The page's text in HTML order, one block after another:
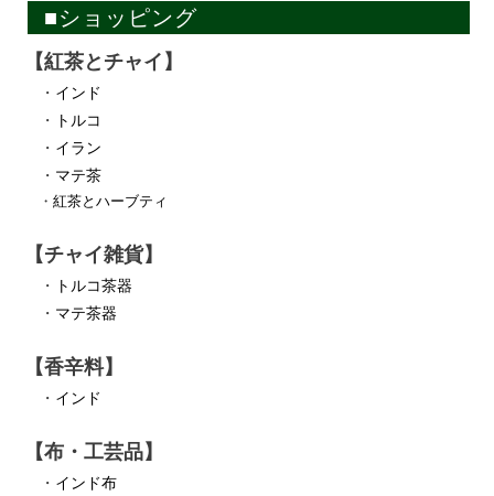
■ショッピング
【紅茶とチャイ】
・ インド
・ トルコ
・ イラン
・ マテ茶
・紅茶とハーブティ
【チャイ雑貨】
・ トルコ茶器
・ マテ茶器
【香辛料】
・ インド
【布・工芸品】
・ インド布